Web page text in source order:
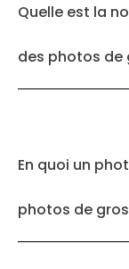
Quelle est la
des photos de
En quoi un
photos de